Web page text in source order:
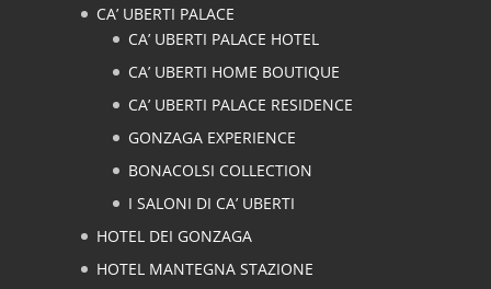
CA’ UBERTI PALACE
CA’ UBERTI PALACE HOTEL
CA’ UBERTI HOME BOUTIQUE
CA’ UBERTI PALACE RESIDENCE
GONZAGA EXPERIENCE
BONACOLSI COLLECTION
I SALONI DI CA’ UBERTI
HOTEL DEI GONZAGA
HOTEL MANTEGNA STAZIONE